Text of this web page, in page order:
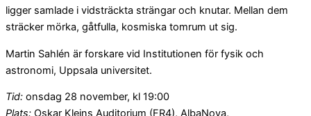
ligger samlade i vidsträckta strängar och knutar. Mellan dem
sträcker mörka, gåtfulla, kosmiska tomrum ut sig.
Martin Sahlén är forskare vid Institutionen för fysik och
astronomi, Uppsala universitet.
Tid: onsdag 28 november, kl 19:00
Plats: Oskar Kleins Auditorium (FR4), AlbaNova,